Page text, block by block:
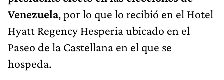
Venezuela, por lo que lo recibió en el Hotel
Hyatt Regency Hesperia ubicado en el
Paseo de la Castellana en el que se
hospeda.